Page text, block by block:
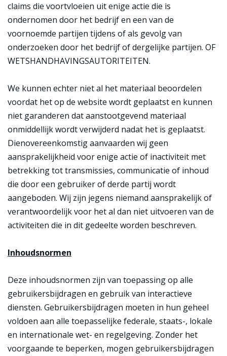
claims die voortvloeien uit enige actie die is
ondernomen door het bedrijf en een van de
voornoemde partijen tijdens of als gevolg van
onderzoeken door het bedrijf of dergelijke partijen. OF
WETSHANDHAVINGSAUTORITEITEN.
We kunnen echter niet al het materiaal beoordelen
voordat het op de website wordt geplaatst en kunnen
niet garanderen dat aanstootgevend materiaal
onmiddellijk wordt verwijderd nadat het is geplaatst.
Dienovereenkomstig aanvaarden wij geen
aansprakelijkheid voor enige actie of inactiviteit met
betrekking tot transmissies, communicatie of inhoud
die door een gebruiker of derde partij wordt
aangeboden. Wij zijn jegens niemand aansprakelijk of
verantwoordelijk voor het al dan niet uitvoeren van de
activiteiten die in dit gedeelte worden beschreven.
Inhoudsnormen
Deze inhoudsnormen zijn van toepassing op alle
gebruikersbijdragen en gebruik van interactieve
diensten. Gebruikersbijdragen moeten in hun geheel
voldoen aan alle toepasselijke federale, staats-, lokale
en internationale wet- en regelgeving. Zonder het
voorgaande te beperken, mogen gebruikersbijdragen